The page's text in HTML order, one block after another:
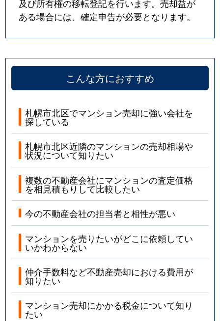
及び所有権の移転登記を行います。売却益が
ある場合には、確定申告が必要となります。
こんな方におすすめ
札幌市北区でマンション売却に強い会社を
探している
札幌市北区近隣のマンションの売却相場や
状況について知りたい
複数の不動産会社にマンションの査定価格
を相見積もりして比較したい
今の不動産会社の担当者と相性が悪い
マンションを売りたいがどこに依頼してい
いかわからない
仲介手数料など不動産売却における費用が
知りたい
マンション売却にかかる税金について知り
たい